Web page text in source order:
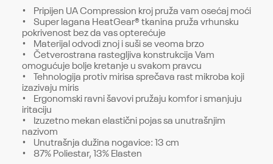
• Pripijen UA Compression kroj pruža vam osećaj moći
• Super lagana HeatGear® tkanina pruža vrhunsku
pokrivenost bez da vas opterećuje
• Materijal odvodi znoj i suši se veoma brzo
• Četverostrana rastegljiva konstrukcija Vam
omogućuje bolje kretanje u svakom pravcu
• Tehnologija protiv mirisa sprečava rast mikroba koji
izazivaju miris
• Ergonomski ravni šavovi pružaju komfor i smanjuju
iritaciju
• Izuzetno mekan elastični pojas sa unutrašnjim
nazivom
• Unutrašnja dužina nogavice: 13 cm
• 87% Poliestar, 13% Elasten